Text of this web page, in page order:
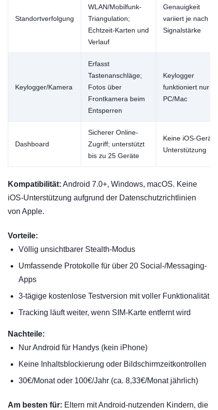
Standortverfolgung
WLAN/Mobilfunk-
Triangulation;
Echtzeit-Karten und
Verlauf
Genauigkeit
variiert je nach
Signalstärke
Keylogger/Kamera
Erfasst
Tastenanschläge;
Fotos über
Frontkamera beim
Entsperren
Keylogger
funktioniert nur
PC/Mac
Dashboard
Sicherer Online-
Zugriff; unterstützt
bis zu 25 Geräte
Keine iOS-
Unterstützung
Kompatibilität: Android 7.0+, Windows, macOS. Keine
iOS-Unterstützung aufgrund der Datenschutzrichtlinien
von Apple.
Vorteile:
Völlig unsichtbarer Stealth-Modus
Umfassende Protokolle für über 20 Social-/Messaging-
Apps
3-tägige kostenlose Testversion mit voller Funktionalität
Tracking läuft weiter, wenn SIM-Karte entfernt wird
Nachteile:
Nur Android für Handys (kein iPhone)
Keine Inhaltsblockierung oder Bildschirmzeitkontrollen
30€/Monat oder 100€/Jahr (ca. 8,33€/Monat jährlich)
Am besten für: Eltern mit Android-nutzenden Kindern, die